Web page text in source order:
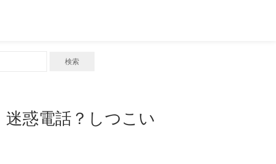
検索
惑電話？しつこい